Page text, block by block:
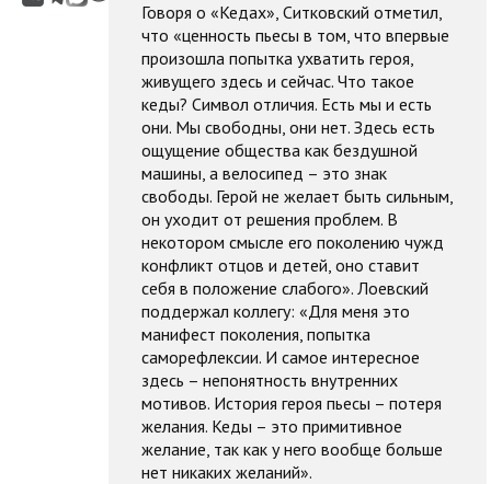
Говоря о «Кедах», Ситковский отметил,
что «ценность пьесы в том, что впервые
произошла попытка ухватить героя,
живущего здесь и сейчас. Что такое
кеды? Символ отличия. Есть мы и есть
они. Мы свободны, они нет. Здесь есть
ощущение общества как бездушной
машины, а велосипед – это знак
свободы. Герой не желает быть сильным,
он уходит от решения проблем. В
некотором смысле его поколению чужд
конфликт отцов и детей, оно ставит
себя в положение слабого». Лоевский
поддержал коллегу: «Для меня это
манифест поколения, попытка
саморефлексии. И самое интересное
здесь – непонятность внутренних
мотивов. История героя пьесы – потеря
желания. Кеды – это примитивное
желание, так как у него вообще больше
нет никаких желаний».